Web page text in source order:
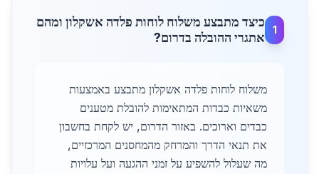
1
כיצד מתבצע משלוח לוחות פלדה אשקלון ומהם
אתגרי ההובלה בדרום?
משלוח לוחות פלדה אשקלון מתבצע באמצעות
משאיות כבדות המתאימות להובלת מטענים
כבדים וארוכים. באזור הדרום, יש לקחת בחשבון
את תנאי הדרך והמרחק מהמחסנים המרכזיים,
מה שעלול להשפיע על זמני ההגעה ועל עלויות